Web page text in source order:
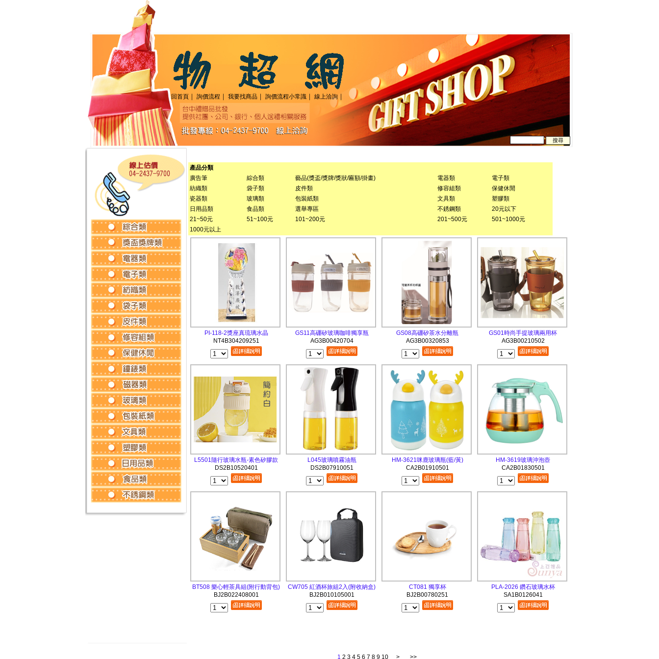
回首頁 ｜ 詢價流程 ｜ 我要找商品 ｜ 詢價流程小常識 ｜ 線上洽詢 ｜
產品分類
廣告筆
綜合類 藝品(獎盃/獎牌/獎狀/匾額/掛畫) 電器類
電子類
紡織類
袋子類 皮件類 修容組類
保健休閒
瓷器類
玻璃類 包裝紙類 文具類
塑膠類
日用品類
食品類 選舉專區 不銹鋼類
20元以下
21~50元
51~100元 101~200元 201~500元
501~1000元
1000元以上
PI-118-2獎座真琉璃水晶
NT4B304209251
GS11高硼矽玻璃咖啡獨享瓶
AG3B00420704
GS08高硼矽茶水分離瓶
AG3B00320853
GS01時尚手提玻璃兩用杯
AG3B00210502
L5501隨行玻璃水瓶-素色矽膠款
DS2B10520401
L045玻璃噴霧油瓶
DS2B07910051
HM-3621咪鹿玻璃瓶(藍/黃)
CA2B01910501
HM-3619玻璃沖泡壺
CA2B01830501
BT508 樂心輕茶具組(附行動背包)
BJ2B022408001
CW705 紅酒杯旅組2入(附收納盒)
BJ2B010105001
CT081 獨享杯
BJ2B00780251
PLA-2026 鑽石玻璃水杯
SA1B0126041
1 2 3 4 5 6 7 8 9 10 > >>